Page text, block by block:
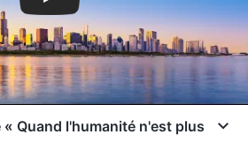
Quand l'humanité n'est plus